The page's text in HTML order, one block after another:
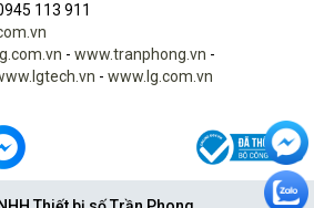
113 911
- www.tranphong.vn -
- www.lg.com.vn